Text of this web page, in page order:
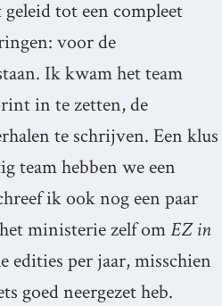
tot een compleet
voor de
Ik kwam het team
in te zetten, de
te schrijven. Een klus
team hebben we een
ik ook nog een paar
ministerie zelf omEZ in
edities per jaar, misschien
goed neergezet heb.